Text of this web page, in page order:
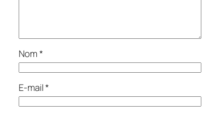
Nom*
E-mail*